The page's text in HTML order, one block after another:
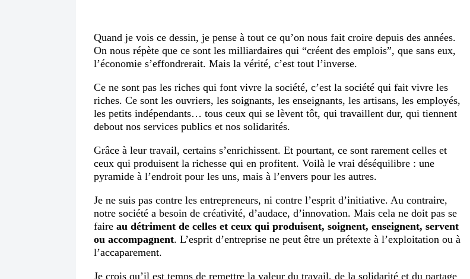
Quand je vois ce dessin, je pense à tout ce qu’on nous fait croire depuis des années.
On nous répète que ce sont les milliardaires qui “créent des emplois”, que sans eux,
l’économie s’effondrerait. Mais la vérité, c’est tout l’inverse.
Ce ne sont pas les riches qui font vivre la société, c’est la société qui fait vivre les
riches. Ce sont les ouvriers, les soignants, les enseignants, les artisans, les employés,
les petits indépendants… tous ceux qui se lèvent tôt, qui travaillent dur, qui tiennent
debout nos services publics et nos solidarités.
Grâce à leur travail, certains s’enrichissent. Et pourtant, ce sont rarement celles et
ceux qui produisent la richesse qui en profitent. Voilà le vrai déséquilibre : une
pyramide à l’endroit pour les uns, mais à l’envers pour les autres.
Je ne suis pas contre les entrepreneurs, ni contre l’esprit d’initiative. Au contraire,
notre société a besoin de créativité, d’audace, d’innovation. Mais cela ne doit pas se
faire au détriment de celles et ceux qui produisent, soignent, enseignent, servent
ou accompagnent. L’esprit d’entreprise ne peut être un prétexte à l’exploitation ou à
l’accaparement.
Je crois qu’il est temps de remettre la valeur du travail, de la solidarité et du partage